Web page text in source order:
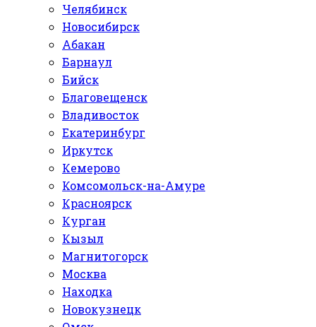
Челябинск
Новосибирск
Абакан
Барнаул
Бийск
Благовещенск
Владивосток
Екатеринбург
Иркутск
Кемерово
Комсомольск-на-Амуре
Красноярск
Курган
Кызыл
Магнитогорск
Москва
Находка
Новокузнецк